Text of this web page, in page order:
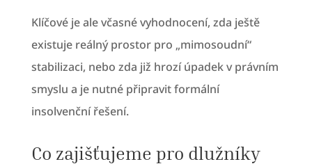
Klíčové je ale včasné vyhodnocení, zda ještě
existuje reálný prostor pro „mimosoudní“
stabilizaci, nebo zda již hrozí úpadek v právním
smyslu a je nutné připravit formální
insolvenční řešení.
Co zajišťujeme pro dlužníky